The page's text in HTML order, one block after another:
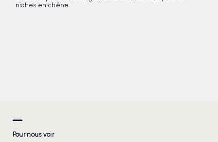
niches en chêne
Pour nous voir